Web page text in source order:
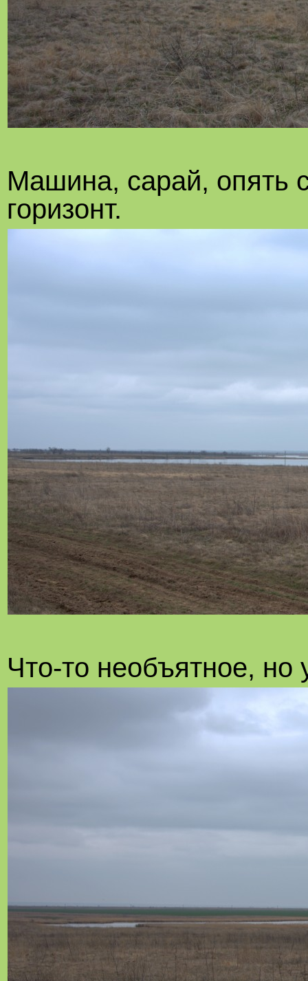
Машина, сарай, опять
горизонт.
Что-то необъятное,